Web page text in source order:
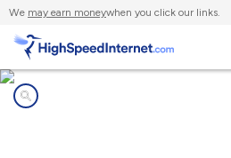
We may earn moneywhen you click our links.